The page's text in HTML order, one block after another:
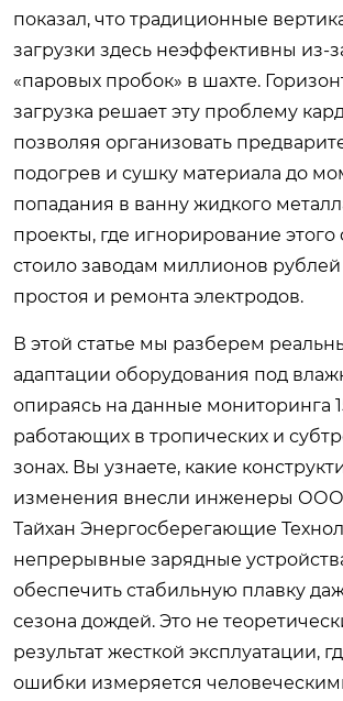
показал, что традиционные
загрузки здесь неэффективны из-
«паровых пробок» в шахте.
загрузка решает эту проблему
позволяя организовать
подогрев и сушку материала до
попадания в ванну жидкого
проекты, где игнорирование этого
стоило заводам миллионов рублей
простоя и ремонта электродов.
В этой статье мы разберем
адаптации оборудования под
опираясь на данные мониторинга
работающих в тропических и
зонах. Вы узнаете, какие
изменения внесли инженеры ООО
Тайхан Энергосберегающие
непрерывные зарядные
обеспечить стабильную плавку
сезона дождей. Это не
результат жесткой эксплуатации,
ошибки измеряется